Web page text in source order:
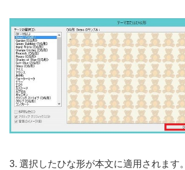
3. 選択したひな形が本文に適用されます。